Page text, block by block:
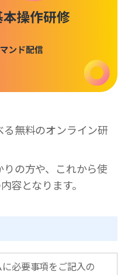
無料のオンライン研
の方や、これから使
容となります。
必要事項をご記入の